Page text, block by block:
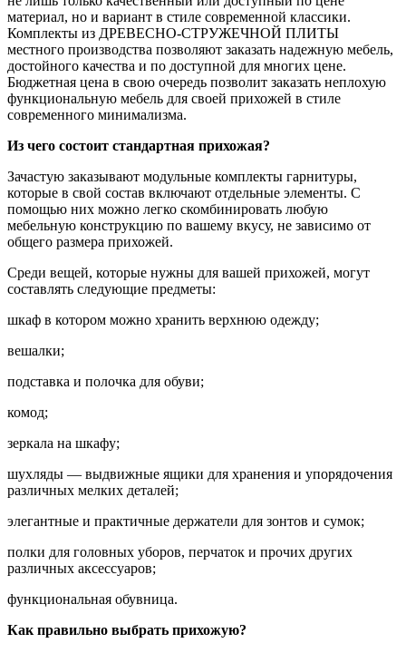
материал, но и вариант в стиле современной классики.
Комплекты из ДРЕВЕСНО-СТРУЖЕЧНОЙ ПЛИТЫ
местного производства позволяют заказать надежную мебель,
достойного качества и по доступной для многих цене.
Бюджетная цена в свою очередь позволит заказать неплохую
функциональную мебель для своей прихожей в стиле
современного минимализма.
Из чего состоит стандартная прихожая?
Зачастую заказывают модульные комплекты гарнитуры,
которые в свой состав включают отдельные элементы. С
помощью них можно легко скомбинировать любую
мебельную конструкцию по вашему вкусу, не зависимо от
общего размера прихожей.
Среди вещей, которые нужны для вашей прихожей, могут
составлять следующие предметы:
шкаф в котором можно хранить верхнюю одежду;
вешалки;
подставка и полочка для обуви;
комод;
зеркала на шкафу;
шухляды — выдвижные ящики для хранения и упорядочения
различных мелких деталей;
элегантные и практичные держатели для зонтов и сумок;
полки для головных уборов, перчаток и прочих других
различных аксессуаров;
функциональная обувница.
Как правильно выбрать прихожую?